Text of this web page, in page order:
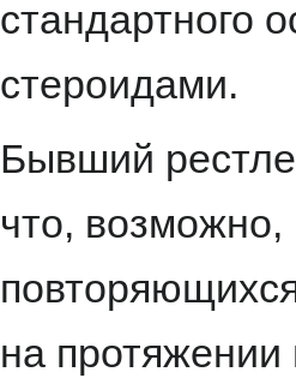
стандартного
стероидами.
Бывший
что,
на протяжении